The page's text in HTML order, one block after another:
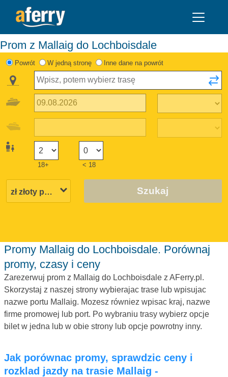
Prom z Mallaig do Lochboisdale
Powrót W jedną stronę Inne dane na powrót
18+ < 18
Szukaj
Promy Mallaig do Lochboisdale. Porównaj
promy, czasy i ceny
Zarezerwuj prom z Mallaig do Lochboisdale z AFerry.pl.
Skorzystaj z naszej strony wybierajac trase lub wpisujac
nazwe portu Mallaig. Mozesz równiez wpisac kraj, nazwe
firme promowej lub port. Po wybraniu trasy wybierz opcje
bilet w jedna lub w obie strony lub opcje powrotny inny.
Jak porównac promy, sprawdzic ceny i
rozklad jazdy na trasie Mallaig -